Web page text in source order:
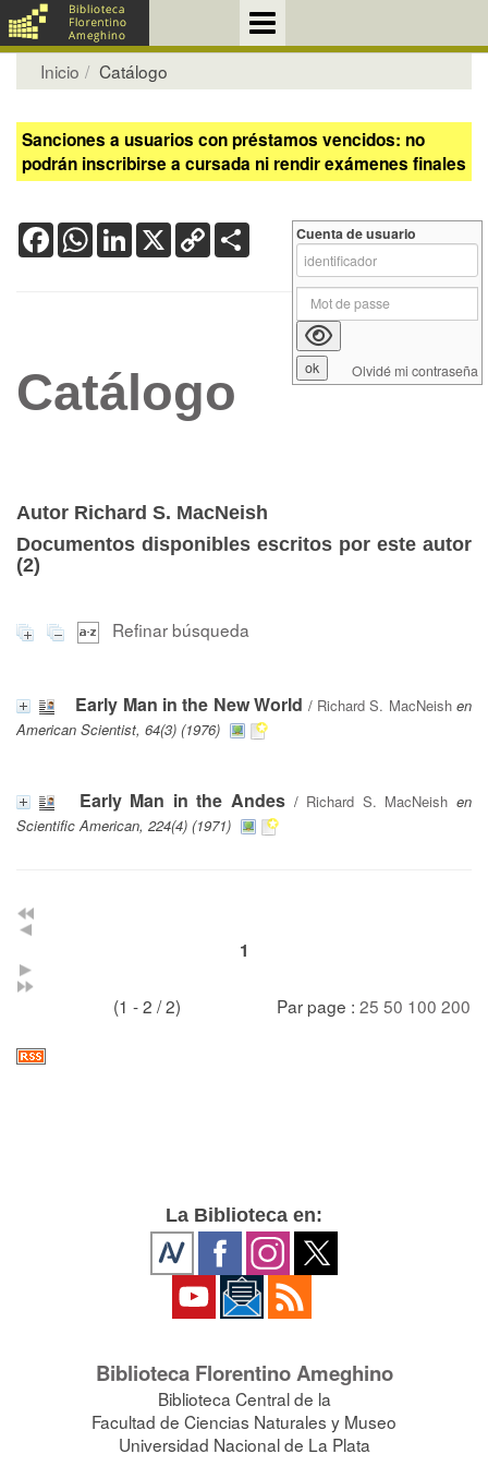
Inicio Catálogo
Sanciones a usuarios con préstamos vencidos: no
podrán inscribirse a cursada ni rendir exámenes finales
FacebookWhatsApp
LinkedIn
X Copy
Link
Catálogo
Autor Richard S. MacNeish
Documentos disponibles escritos por este autor
(2)
Refinar búsqueda
Early Man in the New World / Richard S. MacNeish en
American Scientist, 64(3) (1976)
Early Man in the Andes / Richard S. MacNeish en
Scientific American, 224(4) (1971)
1
(1 - 2 / 2) Par page : 25 50 100 200
Cuenta de usuario
Olvidé mi contraseña
La Biblioteca en:
Biblioteca Florentino Ameghino
Biblioteca Central de la
Facultad de Ciencias Naturales y Museo
Universidad Nacional de La Plata